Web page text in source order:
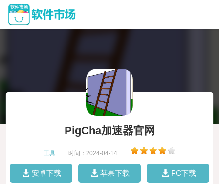
PigCha加速器官网
工具 时间：2024-04-14
安卓下载 苹果下载 PC下载